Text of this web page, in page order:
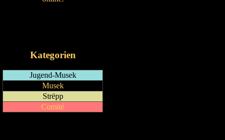
Kategorien
Jugend-Musek
Musek
Strëpp
Comité